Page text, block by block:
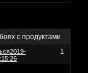
с продуктами
1
2019-